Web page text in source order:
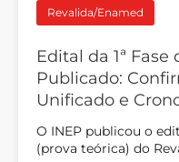
Revalida/Enamed
Edital da 1ª
Publicado:
Unificado e
O INEP publicou o
(prova teórica) do